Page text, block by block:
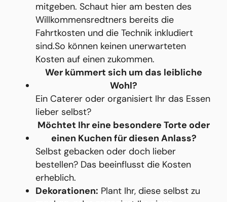
mitgeben. Schaut hier am besten des
Willkommensredtners bereits die
Fahrtkosten und die Technik inkludiert
sind.So können keinen unerwarteten
Kosten auf einen zukommen.
Wer kümmert sich um das leibliche
Wohl?
Ein Caterer oder organisiert Ihr das Essen
lieber selbst?
Möchtet Ihr eine besondere Torte oder
einen Kuchen für diesen Anlass?
Selbst gebacken oder doch lieber
bestellen? Das beeinflusst die Kosten
erheblich.
Dekorationen: Plant Ihr, diese selbst zu